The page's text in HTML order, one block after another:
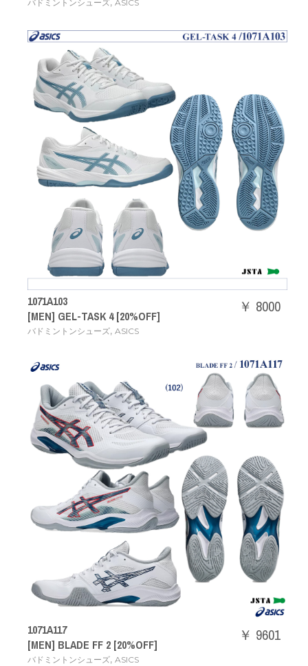
バドミントンシューズ ASICS
1071A103
[MEN] GEL-TASK 4 [20%OFF]
バドミントンシューズ, ASICS
￥ 8000
1071A117
[MEN] BLADE FF 2 [20%OFF]
バドミントンシューズ, ASICS
￥ 9601